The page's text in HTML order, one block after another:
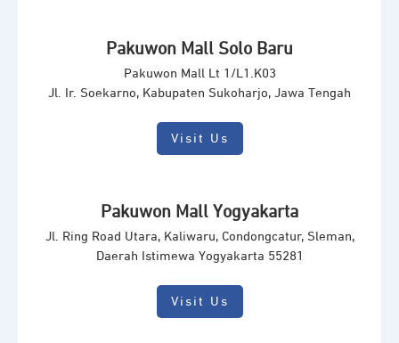
Pakuwon Mall Solo Baru
Pakuwon Mall Lt 1/L1.K03
Jl. Ir. Soekarno, Kabupaten Sukoharjo, Jawa Tengah
Visit Us
Pakuwon Mall Yogyakarta
Jl. Ring Road Utara, Kaliwaru, Condongcatur, Sleman,
Daerah Istimewa Yogyakarta 55281
Visit Us